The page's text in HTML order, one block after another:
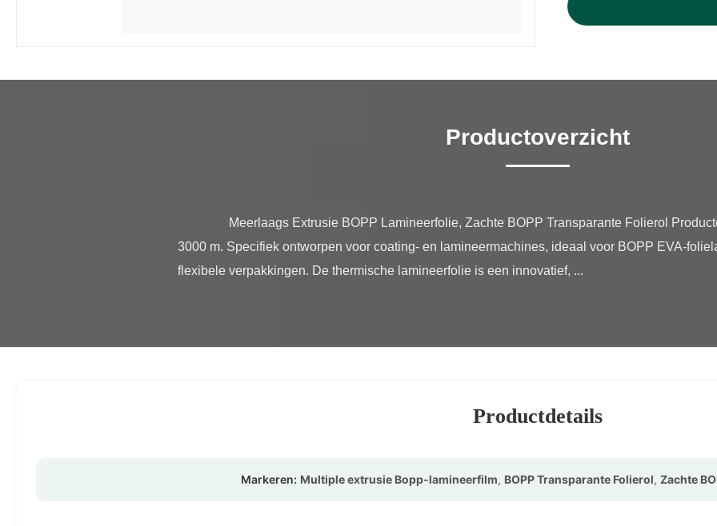
Productoverzicht
3000 m. Specifiek ontworpen voor coating- en lamineermachines, ideaal voor BOPP EVA-
flexibele verpakkingen. De thermische lamineerfolie is een innovatief, ...
Productdetails
Markeren: Multiple extrusie Bopp-lamineerfilm, BOPP Transparante Folierol, Zachte